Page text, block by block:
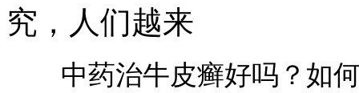
究，人们越来
中药治牛皮癣好吗？如何